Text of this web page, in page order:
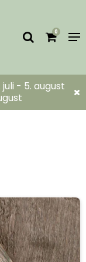
0
- 5. august